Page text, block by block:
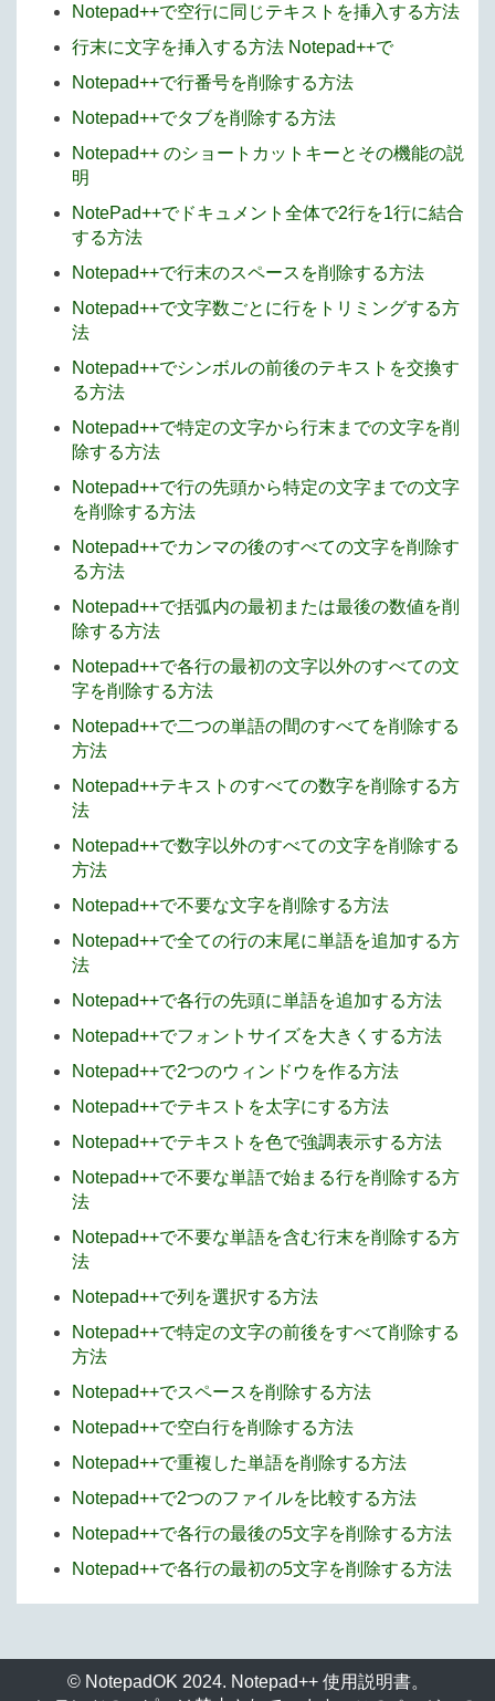
Notepad++で空行に同じテキストを挿入する方法
行末に文字を挿入する方法 Notepad++で
Notepad++で行番号を削除する方法
Notepad++でタブを削除する方法
Notepad++ のショートカットキーとその機能の説
明
NotePad++でドキュメント全体で2行を1行に結合
する方法
Notepad++で行末のスペースを削除する方法
Notepad++で文字数ごとに行をトリミングする方
法
Notepad++でシンボルの前後のテキストを交換す
る方法
Notepad++で特定の文字から行末までの文字を削
除する方法
Notepad++で行の先頭から特定の文字までの文字
を削除する方法
Notepad++でカンマの後のすべての文字を削除す
る方法
Notepad++で括弧内の最初または最後の数値を削
除する方法
Notepad++で各行の最初の文字以外のすべての文
字を削除する方法
Notepad++で二つの単語の間のすべてを削除する
方法
Notepad++テキストのすべての数字を削除する方
法
Notepad++で数字以外のすべての文字を削除する
方法
Notepad++で不要な文字を削除する方法
Notepad++で全ての行の末尾に単語を追加する方
法
Notepad++で各行の先頭に単語を追加する方法
Notepad++でフォントサイズを大きくする方法
Notepad++で2つのウィンドウを作る方法
Notepad++でテキストを太字にする方法
Notepad++でテキストを色で強調表示する方法
Notepad++で不要な単語で始まる行を削除する方
法
Notepad++で不要な単語を含む行末を削除する方
法
Notepad++で列を選択する方法
Notepad++で特定の文字の前後をすべて削除する
方法
Notepad++でスペースを削除する方法
Notepad++で空白行を削除する方法
Notepad++で重複した単語を削除する方法
Notepad++で2つのファイルを比較する方法
Notepad++で各行の最後の5文字を削除する方法
Notepad++で各行の最初の5文字を削除する方法
© NotepadOK 2024. Notepad++ 使用説明書。